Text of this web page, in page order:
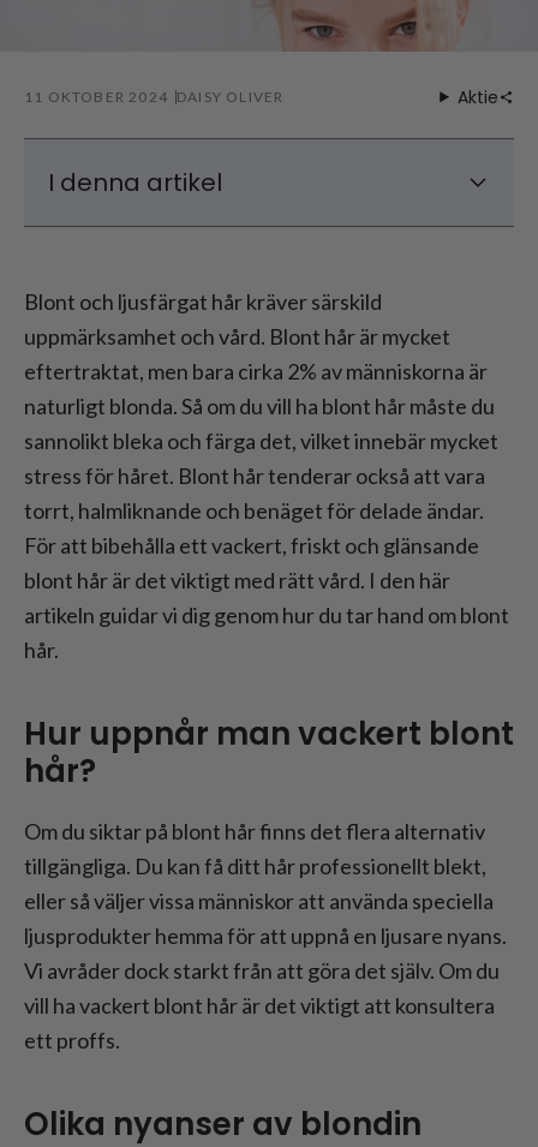
11 OKTOBER 2024 DAISY OLIVER Aktie
I denna artikel
Skötsel av blont hår - Vad ska man göra
med halmliknande hår?
Hur man tar hand om färgat hår på rätt
sätt - Bästa vård för färgat hår
Skötsel av blont hår - huskurer
Blont och ljusfärgat hår kräver särskild
uppmärksamhet och vård. Blont hår är mycket
eftertraktat, men bara cirka 2% av människorna är
naturligt blonda. Så om du vill ha blont hår måste du
sannolikt bleka och färga det, vilket innebär mycket
stress för håret. Blont hår tenderar också att vara
torrt, halmliknande och benäget för delade ändar.
För att bibehålla ett vackert, friskt och glänsande
blont hår är det viktigt med rätt vård. I den här
artikeln guidar vi dig genom hur du tar hand om blont
hår.
Hur uppnår man vackert blont
hår?
Om du siktar på blont hår finns det flera alternativ
tillgängliga. Du kan få ditt hår professionellt blekt,
eller så väljer vissa människor att använda speciella
ljusprodukter hemma för att uppnå en ljusare nyans.
Vi avråder dock starkt från att göra det själv. Om du
vill ha vackert blont hår är det viktigt att konsultera
ett proffs.
Olika nyanser av blondin